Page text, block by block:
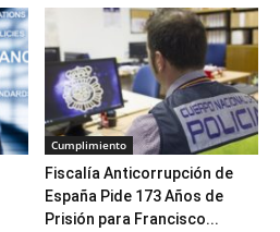
Cumplimiento
Fiscalía Anticorrupción de
España Pide 173 Años de
Prisión para Francisco...